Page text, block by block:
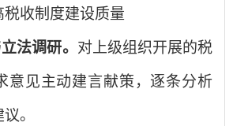
税收制度建设质量
法调研。 对上级组织开展的税
意见主动建言献策，逐条分析
。